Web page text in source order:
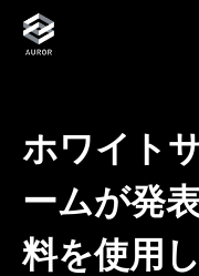
ホワイト
ームが発
料を使用